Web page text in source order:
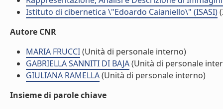
Istituto di cibernetica \"Edoardo Caianiello\" (ISASI)
Autore CNR
MARIA FRUCCI(Unità di personale interno)
GABRIELLA SANNITI DI BAJA(Unità di personale
GIULIANA RAMELLA(Unità di personale interno)
Insieme di parole chiave